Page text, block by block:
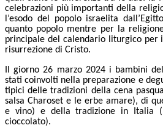
celebrazioni più importanti della
l’esodo del popolo israelita
quanto popolo mentre per la
principale del calendario liturgico per
risurrezione di Cristo.
Il giorno 26 marzo 2024 i bambini
stati coinvolti nella preparazione e
tipici delle tradizioni della cena
salsa Charoset e le erbe amare), di
e vino) e della tradizione in Italia
cioccolato).